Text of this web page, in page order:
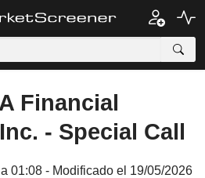
Financial
- Special Call
01:08 - Modificado el 19/05/2026